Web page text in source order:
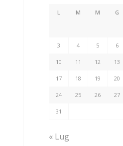
L M M G
3 4 5 6
10 11 12 13
17 18 19 20
24 25 26 27
31
« Lug